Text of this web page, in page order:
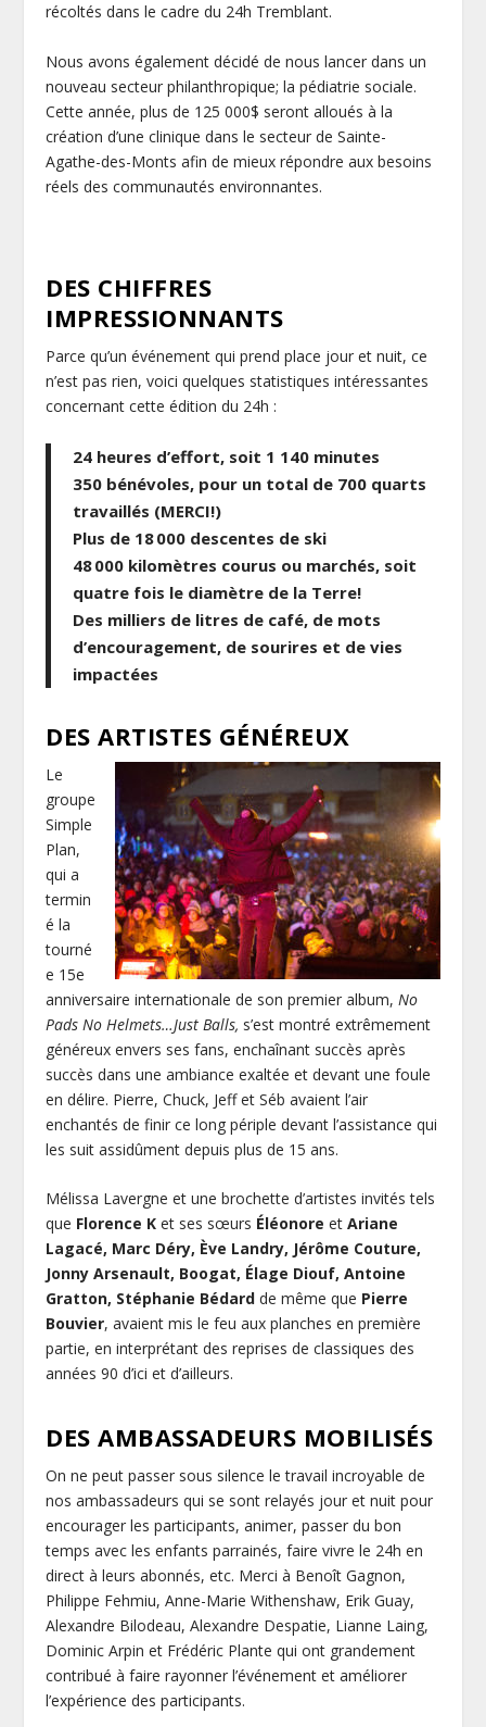
récoltés dans le cadre du 24h Tremblant.
Nous avons également décidé de nous lancer dans un
nouveau secteur philanthropique; la pédiatrie sociale.
Cette année, plus de 125 000$ seront alloués à la
création d’une clinique dans le secteur de Sainte-
Agathe-des-Monts afin de mieux répondre aux besoins
réels des communautés environnantes.
DES CHIFFRES
IMPRESSIONNANTS
Parce qu’un événement qui prend place jour et nuit, ce
n’est pas rien, voici quelques statistiques intéressantes
concernant cette édition du 24h :
24 heures d’effort, soit 1 140 minutes
350 bénévoles, pour un total de 700 quarts
travaillés (MERCI!)
Plus de 18 000 descentes de ski
48 000 kilomètres courus ou marchés, soit
quatre fois le diamètre de la Terre!
Des milliers de litres de café, de mots
d’encouragement, de sourires et de vies
impactées
DES ARTISTES GÉNÉREUX
Le
groupe
Simple
Plan,
qui a
termin
é la
tourné
e 15e
anniversaire internationale de son premier album, No
Pads No Helmets…Just Balls, s’est montré extrêmement
généreux envers ses fans, enchaînant succès après
succès dans une ambiance exaltée et devant une foule
en délire. Pierre, Chuck, Jeff et Séb avaient l’air
enchantés de finir ce long périple devant l’assistance qui
les suit assidûment depuis plus de 15 ans.
Mélissa Lavergne et une brochette d’artistes invités tels
que Florence K et ses sœurs Éléonoreet Ariane
Lagacé, Marc Déry, Ève Landry, Jérôme Couture,
Jonny Arsenault, Boogat, Élage Diouf, Antoine
Gratton, Stéphanie Bédardde même que Pierre
Bouvier, avaient mis le feu aux planches en première
partie, en interprétant des reprises de classiques des
années 90 d’ici et d’ailleurs.
DES AMBASSADEURS MOBILISÉS
On ne peut passer sous silence le travail incroyable de
nos ambassadeurs qui se sont relayés jour et nuit pour
encourager les participants, animer, passer du bon
temps avec les enfants parrainés, faire vivre le 24h en
direct à leurs abonnés, etc. Merci à Benoît Gagnon,
Philippe Fehmiu, Anne-Marie Withenshaw, Erik Guay,
Alexandre Bilodeau, Alexandre Despatie, Lianne Laing,
Dominic Arpin et Frédéric Plante qui ont grandement
contribué à faire rayonner l’événement et améliorer
l’expérience des participants.